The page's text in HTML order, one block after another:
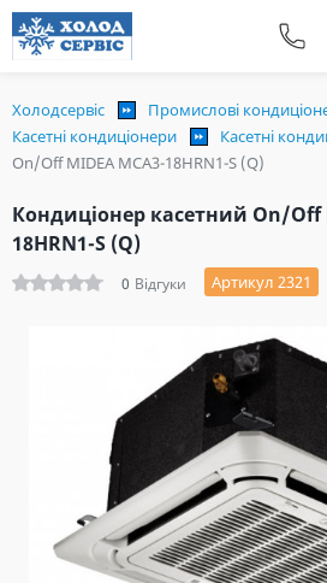
Холодсервіс
Промислові
Касетні кондиціонери
Касетні
On/Off MIDEA MCA3-18HRN1-S (Q)
Кондиціонер касетний On/Off
18HRN1-S (Q)
0 Відгуки Артикул 2321